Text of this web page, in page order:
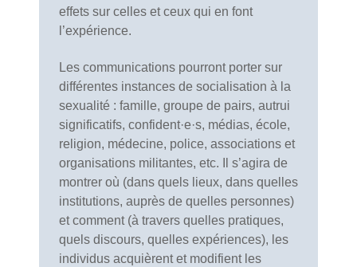
effets sur celles et ceux qui en font
l’expérience.
Les communications pourront porter sur
différentes instances de socialisation à la
sexualité : famille, groupe de pairs, autrui
significatifs, confident·e·s, médias, école,
religion, médecine, police, associations et
organisations militantes, etc. Il s’agira de
montrer où (dans quels lieux, dans quelles
institutions, auprès de quelles personnes)
et comment (à travers quelles pratiques,
quels discours, quelles expériences), les
individus acquièrent et modifient les